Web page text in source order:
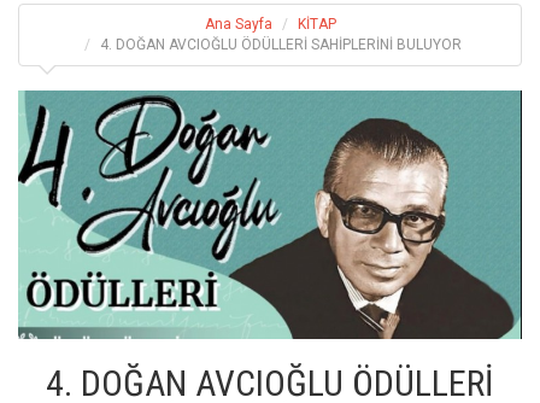
Ana Sayfa
KİTAP
4. DOĞAN AVCIOĞLU ÖDÜLLERİ SAHİPLERİNİ BULUYOR
4. DOĞAN AVCIOĞLU ÖDÜLLERİ